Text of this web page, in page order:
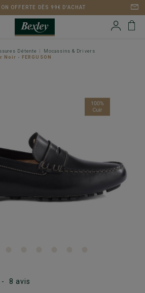
OFFERTE DÈS 99€ D'ACHAT
Détente
Mocassins & Drivers
- FERGUSON
- 8 avis